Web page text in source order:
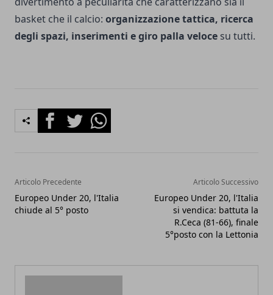
basket che il calcio: organizzazione tattica, ricerca
degli spazi, inserimenti e giro palla veloce su tutti.
FacebookTwitterWhatsapp
Articolo Precedente
Europeo Under 20, l'Italia
chiude al 5° posto
Articolo Successivo
Europeo Under 20, l'Italia
si vendica: battuta la
R.Ceca (81-66), finale
5°posto con la Lettonia